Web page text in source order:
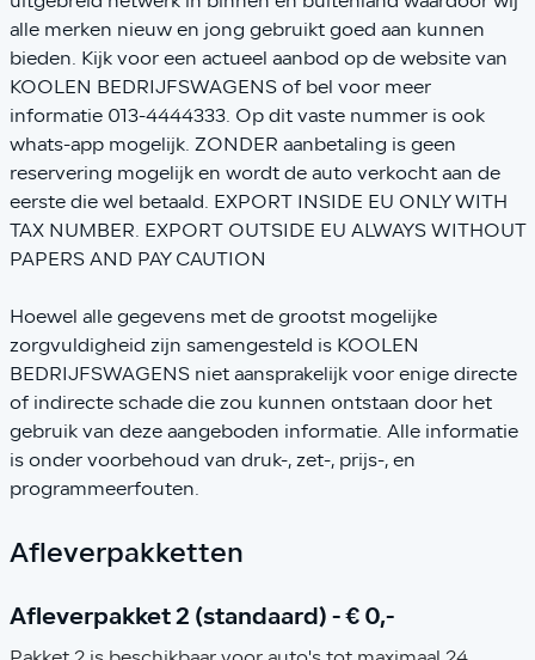
alle merken nieuw en jong gebruikt goed aan kunnen
bieden. Kijk voor een actueel aanbod op de website van
KOOLEN BEDRIJFSWAGENS of bel voor meer
informatie 013-4444333. Op dit vaste nummer is ook
whats-app mogelijk. ZONDER aanbetaling is geen
reservering mogelijk en wordt de auto verkocht aan de
eerste die wel betaald. EXPORT INSIDE EU ONLY WITH
TAX NUMBER. EXPORT OUTSIDE EU ALWAYS WITHOUT
PAPERS AND PAY CAUTION
Hoewel alle gegevens met de grootst mogelijke
zorgvuldigheid zijn samengesteld is KOOLEN
BEDRIJFSWAGENS niet aansprakelijk voor enige directe
of indirecte schade die zou kunnen ontstaan door het
gebruik van deze aangeboden informatie. Alle informatie
is onder voorbehoud van druk-, zet-, prijs-, en
programmeerfouten.
Afleverpakketten
Afleverpakket 2 (standaard) - € 0,-